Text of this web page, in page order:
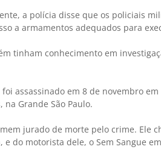
a polícia disse que os policiais
a armamentos adequados para
tinham conhecimento em
assassinado em 8 de novembro
na Grande São Paulo.
jurado de morte pelo crime. Ele
e do motorista dele, o Sem Sangue